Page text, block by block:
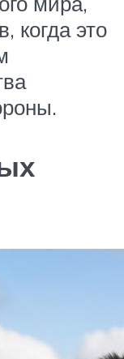
когда это